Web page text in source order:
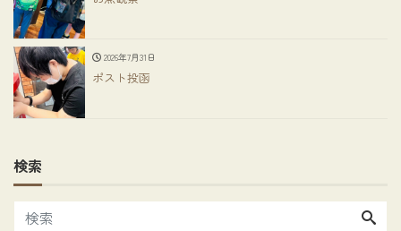
2026年7月31日
ポスト投函
検索